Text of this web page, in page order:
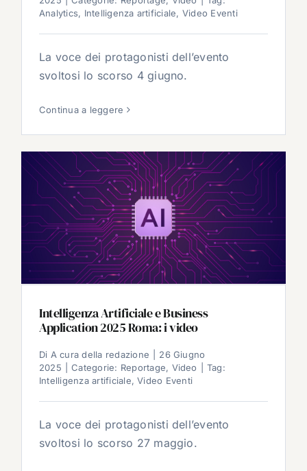
Analytics, Intelligenza artificiale, Video Eventi
La voce dei protagonisti dell’evento
svoltosi lo scorso 4 giugno.
Continua a leggere
Intelligenza Artificiale e Business
Application 2025 Roma: i video
Di A cura della redazione
26 Giugno
2025
Categorie: Reportage, Video
Tag:
Intelligenza artificiale,Video Eventi
La voce dei protagonisti dell’evento
svoltosi lo scorso 27 maggio.